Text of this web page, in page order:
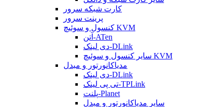
کارت شبکه سرور
پرینت سرور
کنسول و سوئیچ KVM
آتن-ATen
دی لینک-DLink
سایر کنسول و سوئیچ KVM
مدیاکانورتور و مبدل
دی لینک-DLink
تی پی لینک-TPLink
پلنت-Planet
سایر مدیاکانورتور و مبدل